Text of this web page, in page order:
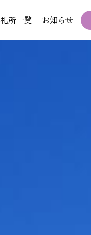
札所一覧 お知らせ